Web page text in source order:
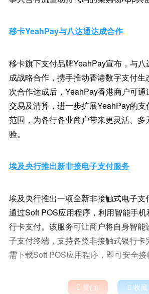
移卡YeahPay与八达通达成合作
移卡旗下支付品牌YeahPay宣布，与
成战略合作，携手推动香港数字支付
次合作达成后，YeahPay香港商户可
交易及清算，进一步扩展YeahPay的
范围，为各行各业商户带来更灵活、多
验。
埃及央行推出新非接电子支付服务
埃及央行推出一项全新非接触式电子支
通过Soft POS应用程序，利用智能手
行卡支付。该服务可让商户将自身智能
子支付终端，支持各类非接触式银行卡
需下载Soft POS应用程序，即可安全接
 赞()  收藏